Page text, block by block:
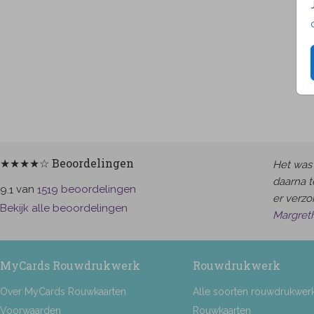
★★★★☆ Beoordelingen
9.1 van 1519 beoordelingen
Bekijk alle beoordelingen
Het
daarna
er
MyCards Rouwdrukwerk
Over MyCards Rouwkaarten
Voorwaarden
Rouwdrukwerk
Alle soorten
Rouwkaarten